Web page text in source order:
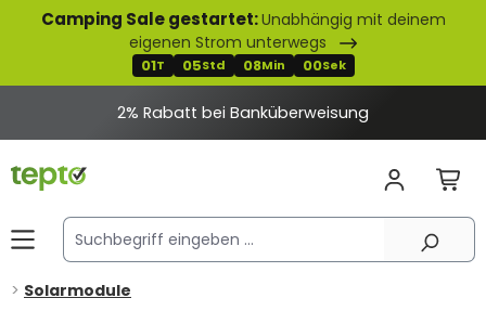
springen
Camping Sale gestartet:Unabhängig mit deinem
eigenen Strom unterwegs
01T 05Std 08Min 00Sek
2% Rabatt bei Banküberweisung
Solarmodule